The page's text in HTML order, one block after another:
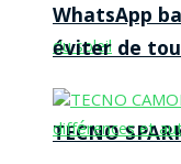
TECNO
WhatsApp
éviter de